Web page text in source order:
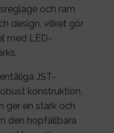
och ram
design, vilket gör
med LED-
JST-
konstruktion.
ger en stark och
den hopfällbara